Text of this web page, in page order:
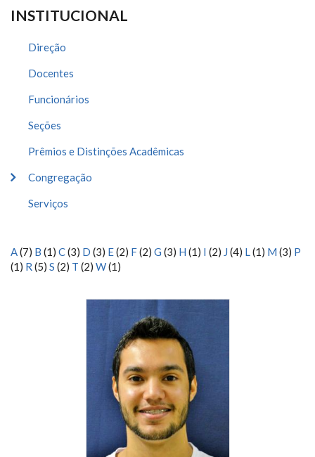
INSTITUCIONAL
Direção
Docentes
Funcionários
Seções
Prêmios e Distinções Acadêmicas
Congregação
Serviços
A(7) B (1) C(3) D (3) E(2) F(2) G (3) H (1) I (2) J (4) L(1) M (3) P
(1) R (5) S (2) T (2) W(1)